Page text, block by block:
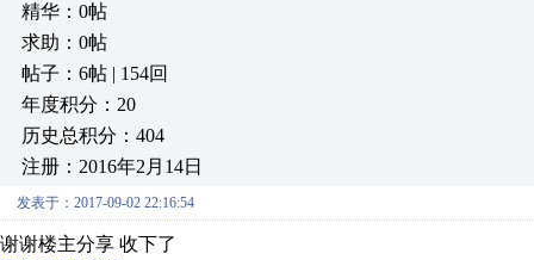
精华：0帖
求助：0帖
帖子：6帖 | 154回
年度积分：20
历史总积分：404
注册：2016年2月14日
发表于：2017-09-02 22:16:54
谢谢楼主分享 收下了